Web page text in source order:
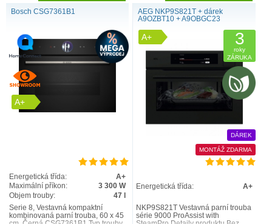
Bosch CSG7361B1
A+
Energetická třída:
A+
Maximální příkon:
3 300 W
Objem trouby:
47 l
Serie 8, Vestavná kompaktní
kombinovaná parní trouba, 60 x 45
AEG NKP9S821T + dárek
A9OZBT10 + A9OBGC23
A+ 3
roky
ZÁRUKA
DÁREK
MONTÁŽ ZDARMA
Energetická třída: A+
NKP9S821T Vestavná parní trouba
série 9000 ProAssist with